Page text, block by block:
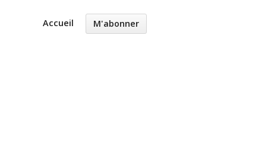
Accueil M'abonner